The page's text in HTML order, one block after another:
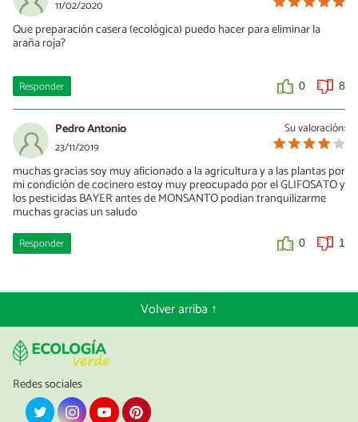
11/02/2020
Que preparación casera (ecológica) puedo hacer para eliminar la
araña roja?
Responder 0 8
Su valoración:
Pedro Antonio
23/11/2019
muchas gracias soy muy aficionado a la agricultura y a las plantas por
mi condición de cocinero estoy muy preocupado por el GLIFOSATO y
los pesticidas BAYER antes de MONSANTO podian tranquilizarme
muchas gracias un saludo
Responder 0 1
Volver arriba ↑
Redes sociales